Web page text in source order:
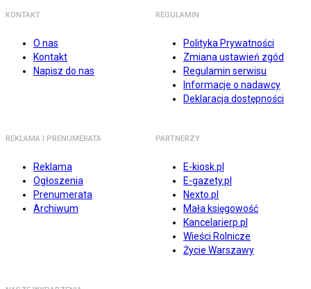
KONTAKT
O nas
Kontakt
Napisz do nas
REGULAMIN
Polityka Prywatności
Zmiana ustawień zgód
Regulamin serwisu
Informacje o nadawcy
Deklaracja dostępności
REKLAMA I PRENUMERATA
Reklama
Ogłoszenia
Prenumerata
Archiwum
PARTNERZY
E-kiosk.pl
E-gazety.pl
Nexto.pl
Mała księgowość
Kancelarierp.pl
Wieści Rolnicze
Życie Warszawy